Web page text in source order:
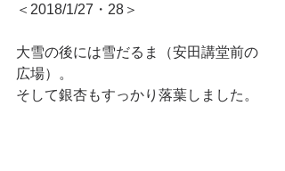
＜2018/1/27・28＞
大雪の後には雪だるま（安田講堂前の
広場）。
そして銀杏もすっかり落葉しました。